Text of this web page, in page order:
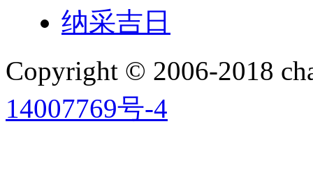
纳采吉日
Copyright © 2006-2018
14007769号-4